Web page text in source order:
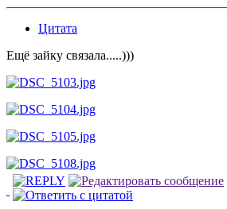
Цитата
Ещё зайку связала.....)))